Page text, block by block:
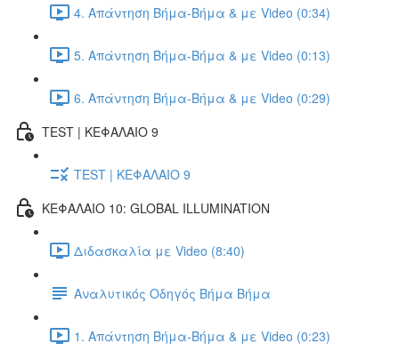
4. Απάντηση Βήμα-Βήμα & με Video (0:34)
5. Απάντηση Βήμα-Βήμα & με Video (0:13)
6. Απάντηση Βήμα-Βήμα & με Video (0:29)
TEST | ΚΕΦΑΛΑΙΟ 9
TEST | ΚΕΦΑΛΑΙΟ 9
ΚΕΦΑΛΑΙΟ 10: GLOBAL ILLUMINATION
Διδασκαλία με Video (8:40)
Αναλυτικός Οδηγός Βήμα Βήμα
1. Απάντηση Βήμα-Βήμα & με Video (0:23)